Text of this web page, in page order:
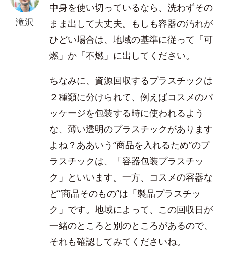
滝沢
中身を使い切っているなら、洗わずその
まま出して大丈夫。もしも容器の汚れが
ひどい場合は、地域の基準に従って「可
燃」か「不燃」に出してください。
ちなみに、資源回収するプラスチックは
２種類に分けられて、例えばコスメのパ
ッケージを包装する時に使われるよう
な、薄い透明のプラスチックがあります
よね？ああいう“商品を入れるため”のプ
ラスチックは、「容器包装プラスチッ
ク」といいます。一方、コスメの容器な
ど“商品そのもの”は「製品プラスチッ
ク」です。地域によって、この回収日が
一緒のところと別のところがあるので、
それも確認してみてくださいね。